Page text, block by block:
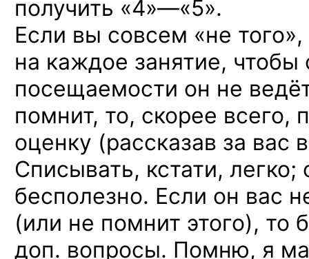
получить «4»—«5».
Если вы совсем «не
на каждое занятие, чтобы
посещаемости он не
помнит, то, скорее всего,
оценку (рассказав за вас
Списывать, кстати, легко;
бесполезно. Если он вас
(или не помнит этого), то
доп. вопросы. Помню, я